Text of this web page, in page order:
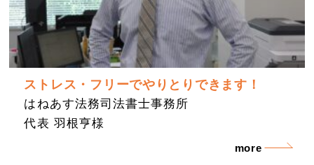
ストレス・フリーでやりとりできます！
はねあす法務司法書士事務所
代表 羽根亨様
more